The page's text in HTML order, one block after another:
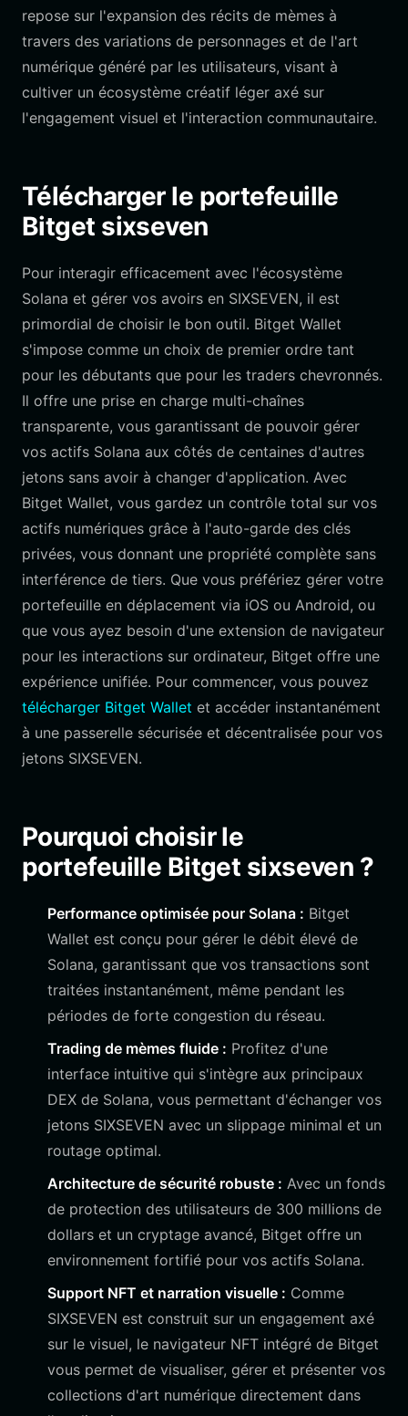
repose sur l'expansion des récits de mèmes à
travers des variations de personnages et de l'art
numérique généré par les utilisateurs, visant à
cultiver un écosystème créatif léger axé sur
l'engagement visuel et l'interaction communautaire.
Télécharger le portefeuille
Bitget sixseven
Pour interagir efficacement avec l'écosystème
Solana et gérer vos avoirs en SIXSEVEN, il est
primordial de choisir le bon outil. Bitget Wallet
s'impose comme un choix de premier ordre tant
pour les débutants que pour les traders chevronnés.
Il offre une prise en charge multi-chaînes
transparente, vous garantissant de pouvoir gérer
vos actifs Solana aux côtés de centaines d'autres
jetons sans avoir à changer d'application. Avec
Bitget Wallet, vous gardez un contrôle total sur vos
actifs numériques grâce à l'auto-garde des clés
privées, vous donnant une propriété complète sans
interférence de tiers. Que vous préfériez gérer votre
portefeuille en déplacement via iOS ou Android, ou
que vous ayez besoin d'une extension de navigateur
pour les interactions sur ordinateur, Bitget offre une
expérience unifiée. Pour commencer, vous pouvez
télécharger Bitget Wallet et accéder instantanément
à une passerelle sécurisée et décentralisée pour vos
jetons SIXSEVEN.
Pourquoi choisir le
portefeuille Bitget sixseven ?
Performance optimisée pour Solana : Bitget
Wallet est conçu pour gérer le débit élevé de
Solana, garantissant que vos transactions sont
traitées instantanément, même pendant les
périodes de forte congestion du réseau.
Trading de mèmes fluide : Profitez d'une
interface intuitive qui s'intègre aux principaux
DEX de Solana, vous permettant d'échanger vos
jetons SIXSEVEN avec un slippage minimal et un
routage optimal.
Architecture de sécurité robuste : Avec un fonds
de protection des utilisateurs de 300 millions de
dollars et un cryptage avancé, Bitget offre un
environnement fortifié pour vos actifs Solana.
Support NFT et narration visuelle : Comme
SIXSEVEN est construit sur un engagement axé
sur le visuel, le navigateur NFT intégré de Bitget
vous permet de visualiser, gérer et présenter vos
collections d'art numérique directement dans